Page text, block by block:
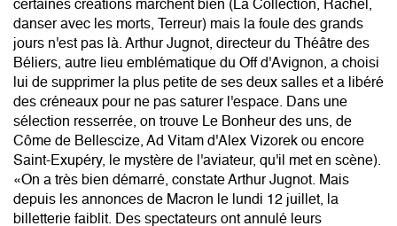
certaines créations marchent bien (La Collection, Rachel,
danser avec les morts, Terreur) mais la foule des grands
jours n'est pas là. Arthur Jugnot, directeur du Théâtre des
Béliers, autre lieu emblématique du Off d'Avignon, a choisi
lui de supprimer la plus petite de ses deux salles et a libéré
des créneaux pour ne pas saturer l'espace. Dans une
sélection resserrée, on trouve Le Bonheur des uns, de
Côme de Bellescize, Ad Vitam d'Alex Vizorek ou encore
Saint-Exupéry, le mystère de l'aviateur, qu'il met en scène).
«On a très bien démarré, constate Arthur Jugnot. Mais
depuis les annonces de Macron le lundi 12 juillet, la
billetterie faiblit. Des spectateurs ont annulé leurs